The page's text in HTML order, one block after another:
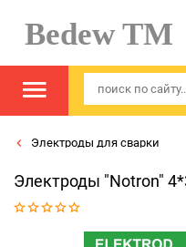
Bedew TM
Электроды для сварки
Электроды "Notron"